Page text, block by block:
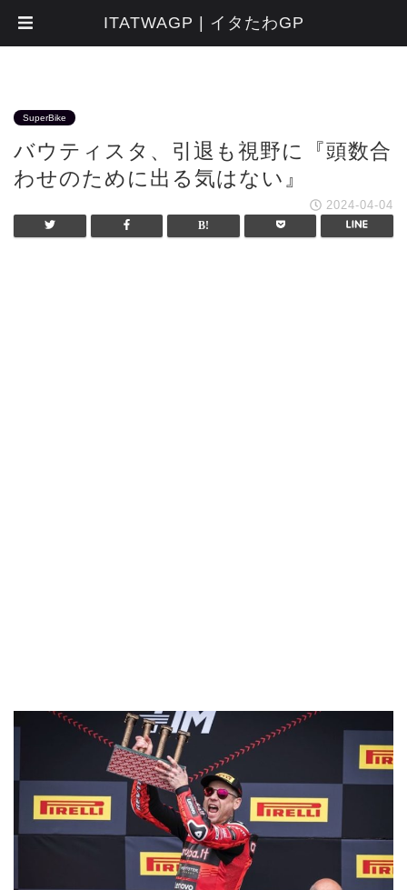
SuperBike
バウティスタ、引退も視野に『頭数合
わせのために出る気はない』
2024-04-04
ITATWAGP | イタたわGP